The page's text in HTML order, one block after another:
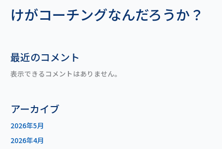
けがコーチングなんだろうか？
最近のコメント
表示できるコメントはありません。
アーカイブ
2026年5月
2026年4月